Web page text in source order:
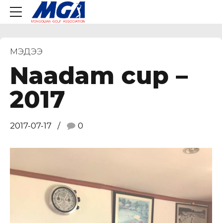
МЭДЭЭ
Naadam cup –
2017
2017-07-17 0